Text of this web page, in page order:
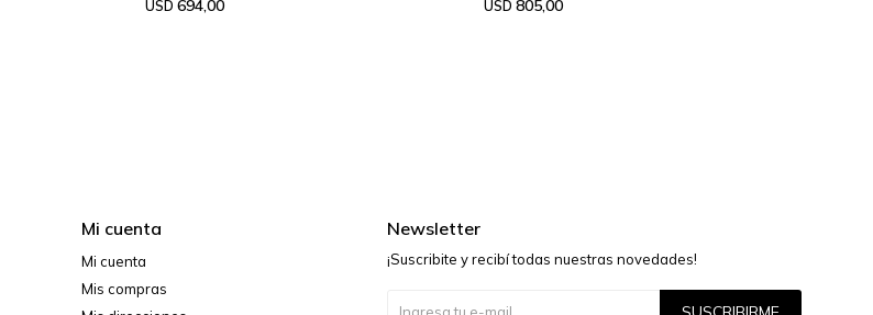
USD 694,00 USD 805,00
Mi cuenta
Mi cuenta
Mis compras
Newsletter
¡Suscribite y recibí todas nuestras novedades!